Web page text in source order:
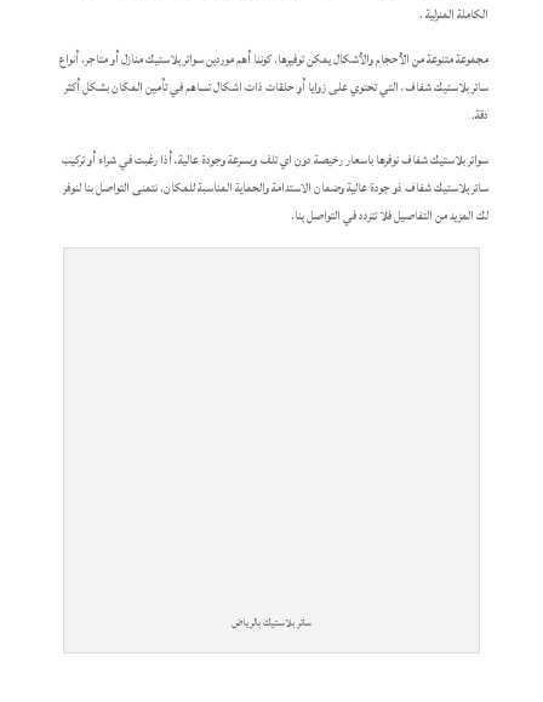
الكاملة المنزلية .
مجموعة متنوعة من الأحجام والأشكال يمكن توفيرها. كوننا أهم موردين سواتر بلاستيك منازل أو متاجر. أنواع
ساتر بلاستيك شفاف، التي تحتوي على زوايا أو حلقات ذات اشكال تساهم في تأمين المكان بشكل أكثر
دقة.
سواتر بلاستيك شفاف نوفرها باسعار رخيصة دون اي تلف وبسرعة وجودة عالية، أذا رغبت في شراء أو تركيب
ساتر بلاستيك شفاف ذو جودة عالية وضمان الاستدامة والحماية المناسبة للمكان. نتمنى التواصل بنا لنوفر
لك المزيد من التفاصيل فلا تتردد في التواصل بنا.
ساتر بلاستيك بالرياض